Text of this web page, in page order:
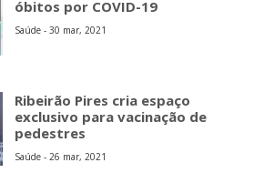
óbitos por COVID-19
Saúde - 30 mar, 2021
Ribeirão Pires cria espaço
exclusivo para vacinação de
pedestres
Saúde - 26 mar, 2021